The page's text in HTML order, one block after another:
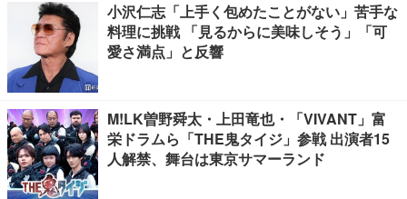
小沢仁志「上手く包めたことがない」苦手な
料理に挑戦 「見るからに美味しそう」「可
愛さ満点」と反響
M!LK曽野舜太・上田竜也・「VIVANT」富
栄ドラムら「THE鬼タイジ」参戦 出演者15
人解禁、舞台は東京サマーランド